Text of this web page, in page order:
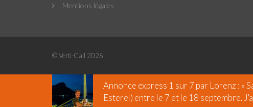
Mentions légales
© Verti-Call 2026
Annonce express 1 sur 7 par Lorenz : «
Esterel) entre le 7 et le 18 septembre.